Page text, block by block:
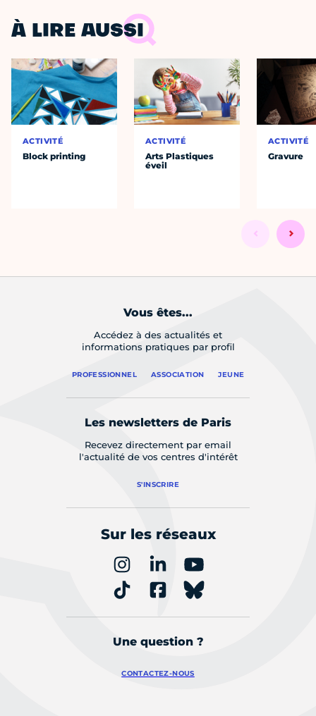
À LIRE AUSSI
ACTIVITÉ
Block printing
ACTIVITÉ
Arts Plastiques
éveil
ACTIVITÉ
Gravure
Vous êtes...
Accédez à des actualités et
informations pratiques par profil
PROFESSIONNEL ASSOCIATION JEUNE
Les newsletters de Paris
Recevez directement par email
l'actualité de vos centres d'intérêt
S'INSCRIRE
Sur les réseaux
Une question ?
CONTACTEZ-NOUS